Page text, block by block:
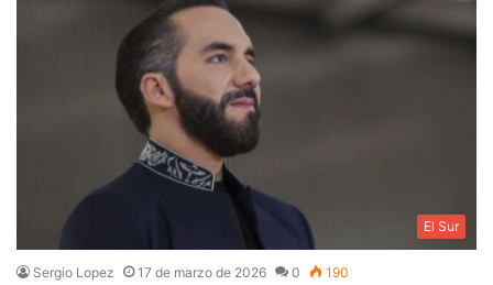
El Sur
Sergio Lopez 17 de marzo de 2026 0 190